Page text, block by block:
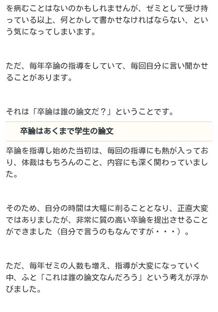
を病むことはないのかもしれませんが、ゼミとして受け持
っている以上、何とかして書かせなければならない、とい
う気になってしまいます。
ただ、毎年卒論の指導をしていて、毎回自分に言い聞かせ
ることがあります。
それは「卒論は誰の論文だ？」ということです。
卒論はあくまで学生の論文
卒論を指導し始めた当初は、毎回の指導にも熱が入ってお
り、体裁はもちろんのこと、内容にも深く関わっていまし
た。
そのため、自分の時間は大幅に削ることとなり、正直大変
ではありましたが、非常に質の高い卒論を提出させること
ができました（自分で言うのもなんですが・・・）。
ただ、毎年ゼミの人数も増え、指導が大変になっていく
中、ふと「これは誰の論文なんだろう」という考えが浮か
びました。